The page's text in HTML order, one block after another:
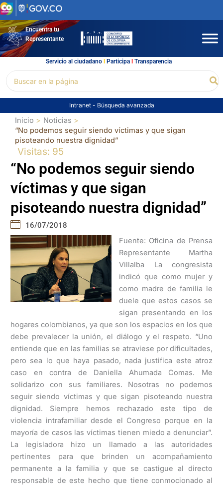
Ir
al
contenidoEncuentra tu
Representante
Servicio al ciudadano l Participal Transparencia
por:
Intranet - Búsqueda avanzada
Inicio
Noticias
“No podemos seguir siendo víctimas y que sigan
pisoteando nuestra dignidad”
Visitas: 95
“No podemos seguir siendo
víctimas y que sigan
pisoteando nuestra dignidad”
16/07/2018
Fuente: Oficina de Prensa
Representante Martha
Villalba La congresista
indicó que como mujer y
como madre de familia le
duele que estos casos se
sigan presentando en los
hogares colombianos, ya que son los espacios en los que
debe prevalecer la unión, el diálogo y el respeto. “Uno
entiende que en las familias se atraviese por dificultades,
pero sea lo que haya pasado, nada justifica este atroz
caso en contra de Daniella Ahumada Comas. Me
solidarizo con sus familiares. Nosotras no podemos
seguir siendo víctimas y que sigan pisoteando nuestra
dignidad. Siempre hemos rechazado este tipo de
violencia intrafamiliar desde el Congreso porque en la
mayoría de casos las víctimas tienen miedo a denunciar”.
La legisladora hizo un llamado a las autoridades
pertinentes para que brinden un acompañamiento
permanente a la familia y que se castigue al directo
responsable de este hecho que tiene conmocionado al